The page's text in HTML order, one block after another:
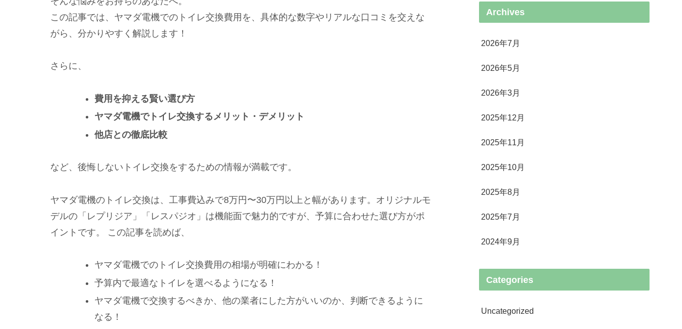
この記事では、ヤマダ電機でのトイレ交換費用を、具体的な数字やリアルな口コミを交えな
がら、分かりやすく解説します！
さらに、
費用を抑える賢い選び方
ヤマダ電機でトイレ交換するメリット・デメリット
他店との徹底比較
など、後悔しないトイレ交換をするための情報が満載です。
ヤマダ電機のトイレ交換は、工事費込みで8万円〜30万円以上と幅があります。オリジナルモ
デルの「レプリジア」「レスパジオ」は機能面で魅力的ですが、予算に合わせた選び方がポ
イントです。 この記事を読めば、
ヤマダ電機でのトイレ交換費用の相場が明確にわかる！
予算内で最適なトイレを選べるようになる！
ヤマダ電機で交換するべきか、他の業者にした方がいいのか、判断できるように
なる！
Archives
2026年7月
2026年5月
2026年3月
2025年12月
2025年11月
2025年10月
2025年8月
2025年7月
2024年9月
Categories
Uncategorized